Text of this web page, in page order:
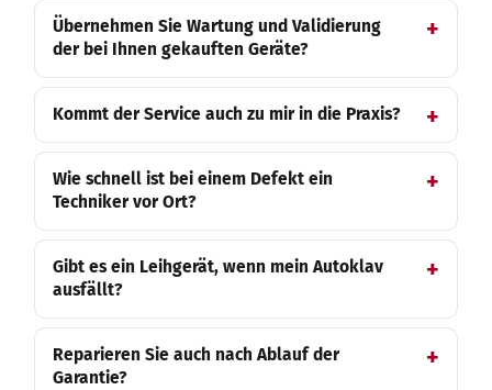
Übernehmen Sie Wartung und Validierung
der bei Ihnen gekauften Geräte?
Kommt der Service auch zu mir in die Praxis?
Wie schnell ist bei einem Defekt ein
Techniker vor Ort?
Gibt es ein Leihgerät, wenn mein Autoklav
ausfällt?
Reparieren Sie auch nach Ablauf der
Garantie?